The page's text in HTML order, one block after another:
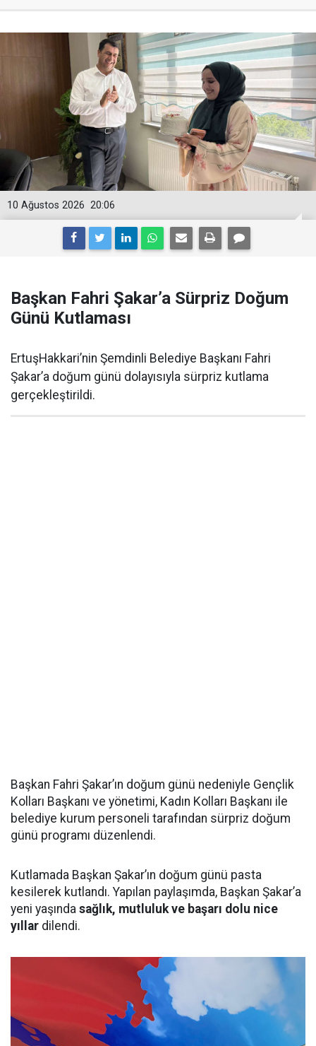
20:06
10 Ağustos 2026
Başkan Fahri Şakar’a Sürpriz Doğum
Günü Kutlaması
ErtuşHakkari’nin Şemdinli Belediye Başkanı Fahri
Şakar’a doğum günü dolayısıyla sürpriz kutlama
gerçekleştirildi.
Başkan Fahri Şakar’ın doğum günü nedeniyle Gençlik
Kolları Başkanı ve yönetimi, Kadın Kolları Başkanı ile
belediye kurum personeli tarafından sürpriz doğum
günü programı düzenlendi.
Kutlamada Başkan Şakar’ın doğum günü pasta
kesilerek kutlandı. Yapılan paylaşımda, Başkan Şakar’a
yeni yaşında sağlık, mutluluk ve başarı dolu nice
yıllar dilendi.